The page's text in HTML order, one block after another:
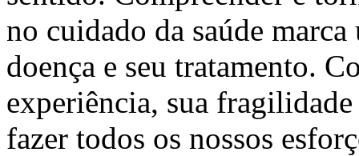
no cuidado da saúde
doença e seu tratamento.
experiência, sua
fazer todos os nossos